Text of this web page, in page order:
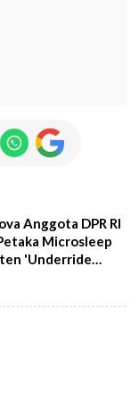
Anggota DPR RI
Microsleep
'Underride